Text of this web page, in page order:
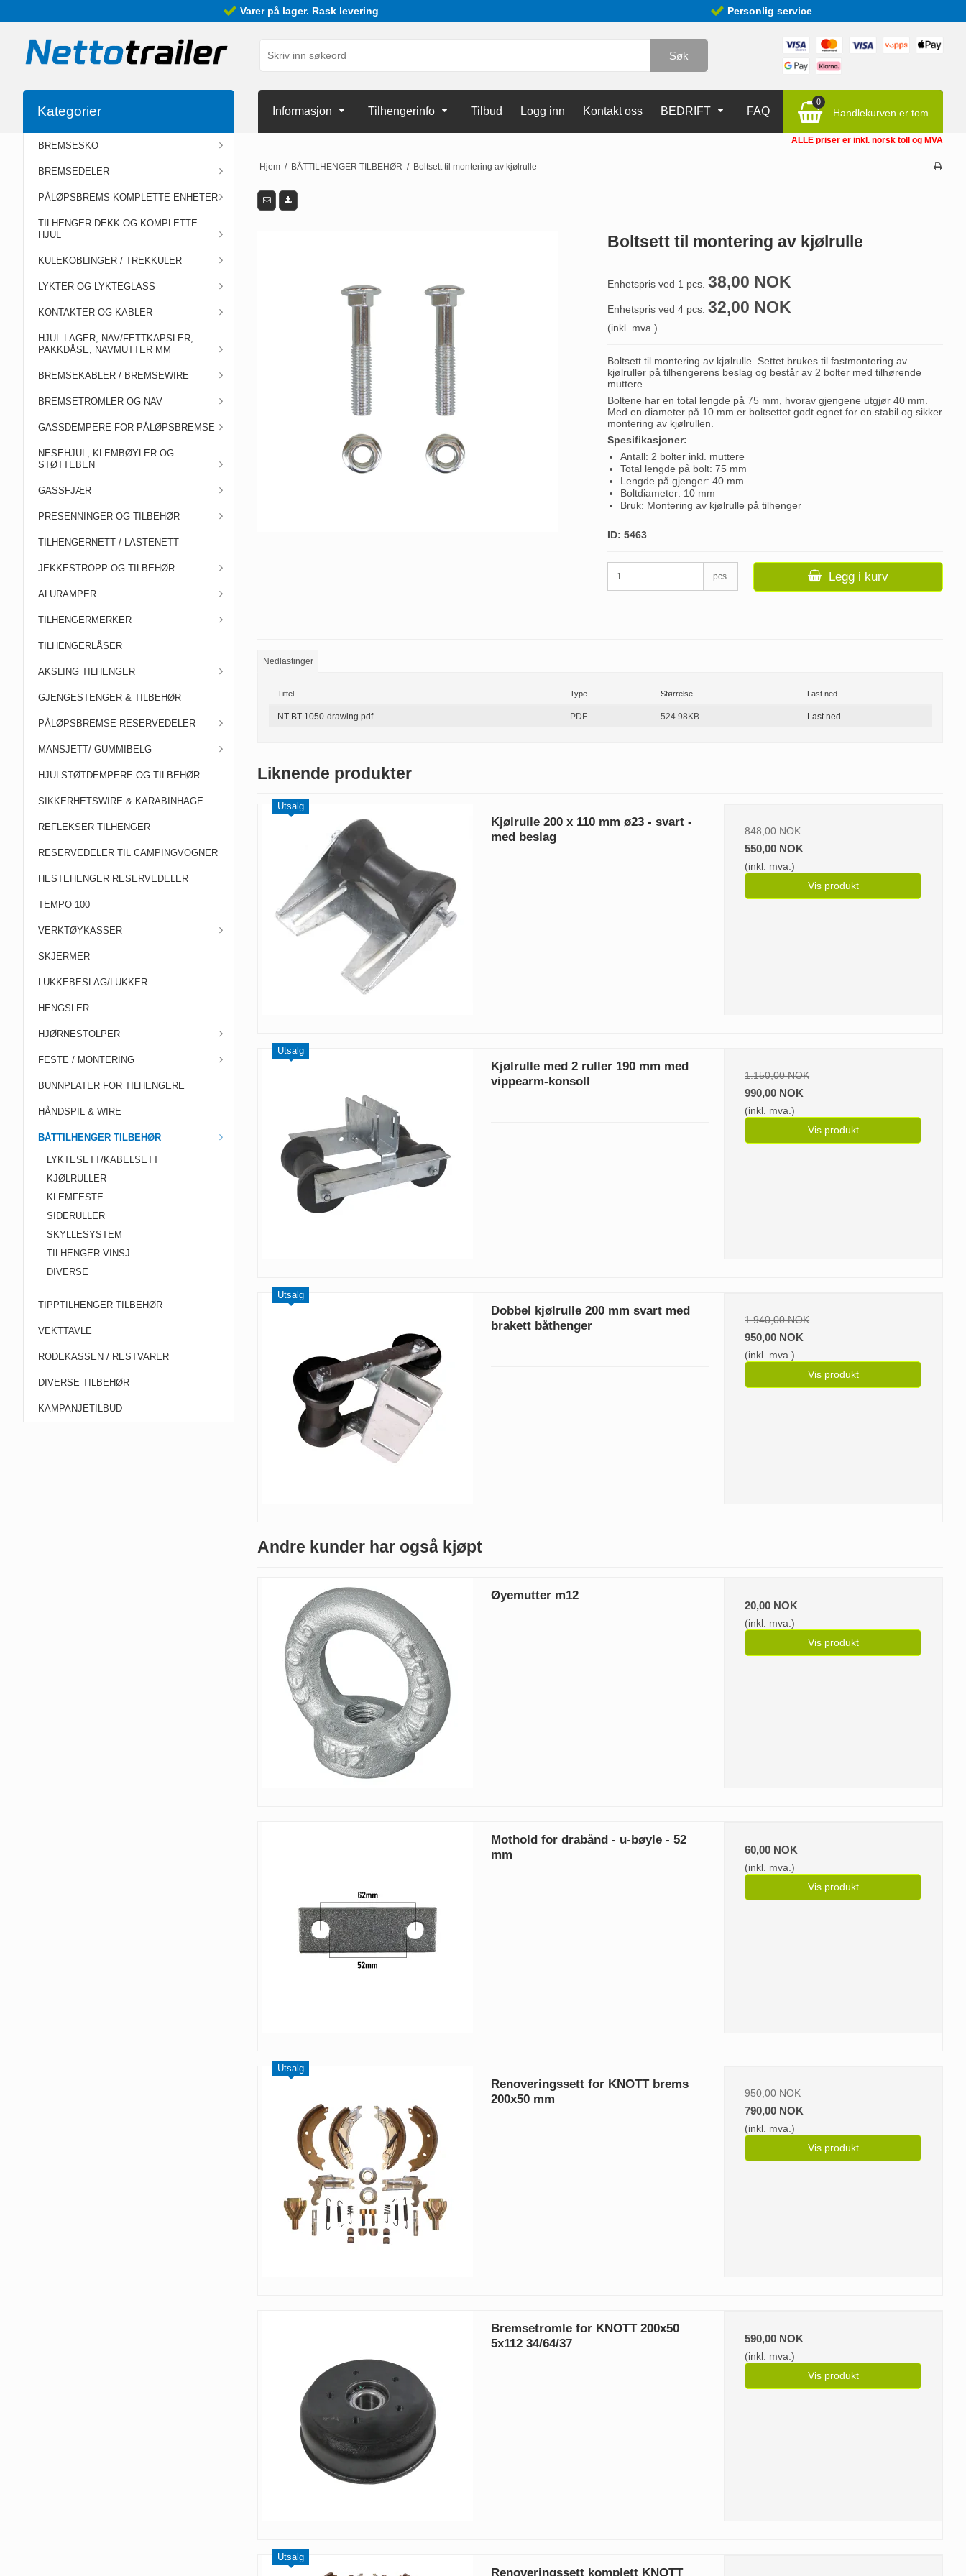
Varer på lager. Rask levering Personlig service
Søk
0
Handlekurven er tom
Informasjon Tilhengerinfo Tilbud Logg inn Kontakt oss BEDRIFT FAQ
Kategorier
BREMSESKO
BREMSEDELER
PÅLØPSBREMS KOMPLETTE ENHETER
TILHENGER DEKK OG KOMPLETTE
HJUL
KULEKOBLINGER / TREKKULER
LYKTER OG LYKTEGLASS
KONTAKTER OG KABLER
HJUL LAGER, NAV/FETTKAPSLER,
PAKKDÅSE, NAVMUTTER MM
BREMSEKABLER / BREMSEWIRE
BREMSETROMLER OG NAV
GASSDEMPERE FOR PÅLØPSBREMSE
NESEHJUL, KLEMBØYLER OG
STØTTEBEN
GASSFJÆR
PRESENNINGER OG TILBEHØR
TILHENGERNETT / LASTENETT
JEKKESTROPP OG TILBEHØR
ALURAMPER
TILHENGERMERKER
TILHENGERLÅSER
AKSLING TILHENGER
GJENGESTENGER & TILBEHØR
PÅLØPSBREMSE RESERVEDELER
MANSJETT/ GUMMIBELG
HJULSTØTDEMPERE OG TILBEHØR
SIKKERHETSWIRE & KARABINHAGE
REFLEKSER TILHENGER
RESERVEDELER TIL CAMPINGVOGNER
HESTEHENGER RESERVEDELER
TEMPO 100
VERKTØYKASSER
SKJERMER
LUKKEBESLAG/LUKKER
HENGSLER
HJØRNESTOLPER
FESTE / MONTERING
BUNNPLATER FOR TILHENGERE
HÅNDSPIL & WIRE
BÅTTILHENGER TILBEHØR
LYKTESETT/KABELSETT
KJØLRULLER
KLEMFESTE
SIDERULLER
SKYLLESYSTEM
TILHENGER VINSJ
DIVERSE
TIPPTILHENGER TILBEHØR
VEKTTAVLE
RODEKASSEN / RESTVARER
DIVERSE TILBEHØR
KAMPANJETILBUD
ALLE priser er inkl. norsk toll og MVA
Hjem / BÅTTILHENGER TILBEHØR / Boltsett til montering av kjølrulle
Boltsett til montering av kjølrulle
Enhetspris ved 1 pcs. 38,00 NOK
Enhetspris ved 4 pcs. 32,00 NOK
(inkl. mva.)
Boltsett til montering av kjølrulle. Settet brukes til fastmontering av
kjølruller på tilhengerens beslag og består av 2 bolter med tilhørende
muttere.
Boltene har en total lengde på 75 mm, hvorav gjengene utgjør 40 mm.
Med en diameter på 10 mm er boltsettet godt egnet for en stabil og sikker
montering av kjølrullen.
Spesifikasjoner:
Antall: 2 bolter inkl. muttere
Total lengde på bolt: 75 mm
Lengde på gjenger: 40 mm
Boltdiameter: 10 mm
Bruk: Montering av kjølrulle på tilhenger
ID: 5463
pcs. Legg i kurv
Nedlastinger
Tittel Type Størrelse Last ned
NT-BT-1050-drawing.pdf PDF 524.98KB Last ned
Liknende produkter
Utsalg
Kjølrulle 200 x 110 mm ø23 - svart -
med beslag
848,00 NOK
550,00 NOK
(inkl. mva.)
Vis produkt
Utsalg
Kjølrulle med 2 ruller 190 mm med
vippearm-konsoll
1.150,00 NOK
990,00 NOK
(inkl. mva.)
Vis produkt
Utsalg
Dobbel kjølrulle 200 mm svart med
brakett båthenger
1.940,00 NOK
950,00 NOK
(inkl. mva.)
Vis produkt
Andre kunder har også kjøpt
Øyemutter m12
20,00 NOK
(inkl. mva.)
Vis produkt
Mothold for drabånd - u-bøyle - 52
mm
60,00 NOK
(inkl. mva.)
Vis produkt
Utsalg
Renoveringssett for KNOTT brems
200x50 mm
950,00 NOK
790,00 NOK
(inkl. mva.)
Vis produkt
Bremsetromle for KNOTT 200x50
5x112 34/64/37
590,00 NOK
(inkl. mva.)
Vis produkt
Utsalg
Renoveringssett komplett KNOTT